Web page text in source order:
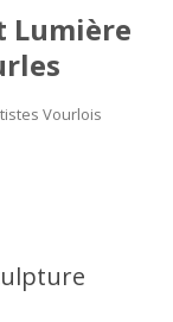
Lumière
Vourlois